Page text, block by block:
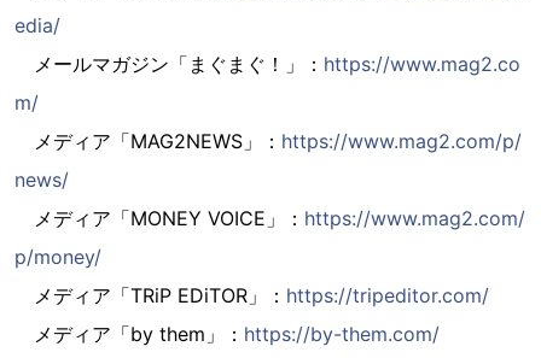
edia/
メールマガジン「まぐまぐ！」： https://www.mag2.co
m/
メディア「MAG2NEWS」： https://www.mag2.com/p/
news/
メディア「MONEY VOICE」： https://www.mag2.com/
p/money/
メディア「TRiP EDiTOR」： https://tripeditor.com/
メディア「by them」： https://by-them.com/